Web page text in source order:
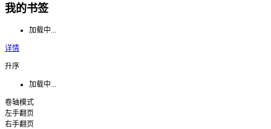
我的书签
加载中...
详情
升序
加载中...
卷轴模式
左手翻页
右手翻页